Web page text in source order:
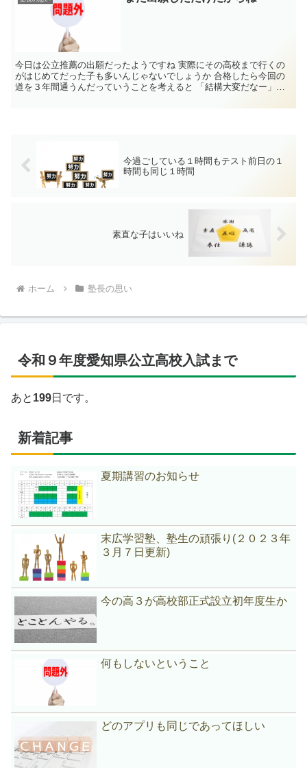
今日は公立推薦の出願だったようですね 実際にその高校まで行くの
がはじめてだった子も多いんじゃないでしょうか 合格したら今回の
道を３年間通うんだっていうことを考えると 「結構大変だなー」な
今過ごしている１時間もテスト前日の１
時間も同じ１時間
素直な子はいいね
ホーム 塾長の思い
令和９年度愛知県公立高校入試まで
あと 199日です。
新着記事
夏期講習のお知らせ
末広学習塾、塾生の頑張り(２０２３年
３月７日更新)
今の高３が高校部正式設立初年度生か
何もしないということ
どのアプリも同じであってほしい